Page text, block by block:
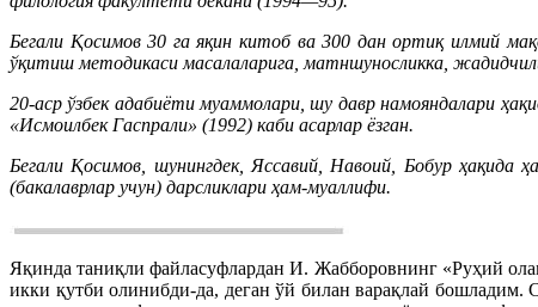
Бегали Қосимов 30 га яқин китоб ва 300 дан ортиқ илмий
ўқитиш методикаси масалаларига, матншуносликка,
20-аср ўзбек адабиёти муаммолари, шу давр намояндалари
«Исмоилбек Гаспрали» (1992) каби асарлар ёзган.
Бегали Қосимов, шунингдек, Яссавий, Навоий, Бобур ҳақида
(бакалаврлар учун) дарсликлари ҳам-муаллифи.
Яқинда таниқли файласуфлардан И. Жабборовнинг «Руҳий
икки қутби олинибди-да, деган ўй билан варақлай бошладим.